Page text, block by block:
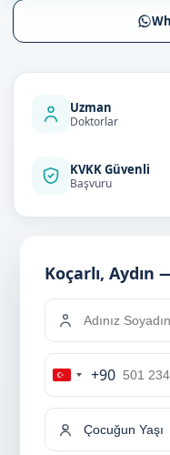
Uzman
Doktorlar
KVKK Güvenli
Başvuru
Koçarlı,
Turkey
+90
+90